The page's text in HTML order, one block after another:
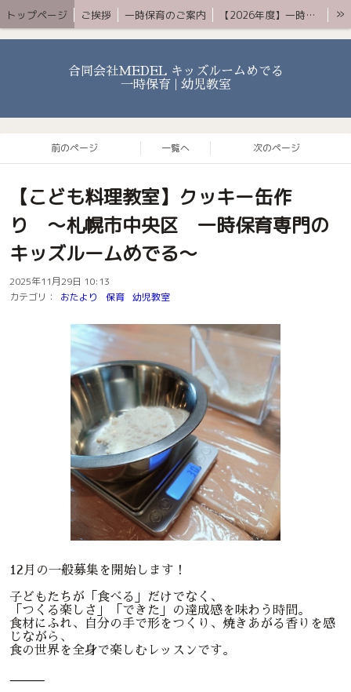
トップページ ご挨拶 一時保育のご案内
【2026年度】一時保育プレミアムコース
お知らせ 〜ブログ〜
よくある質問 アクセス
YouTube
»
合同会社MEDEL キッズルームめでる
一時保育 | 幼児教室
前のページ 一覧へ 次のページ
【こども料理教室】クッキー缶作
り 〜札幌市中央区 一時保育専門の
キッズルームめでる〜
2025年11月29日 10:13
カテゴリ：
おたより 保育 幼児教室
12月の一般募集を開始します！
子どもたちが「食べる」だけでなく、
「つくる楽しさ」「できた」の達成感を味わう時間。
食材にふれ、自分の手で形をつくり、焼きあがる香りを感
じながら、
食の世界を全身で楽しむレッスンです。
⸻